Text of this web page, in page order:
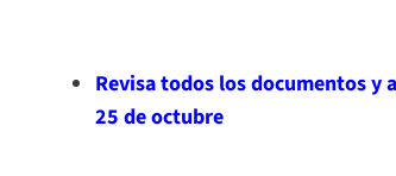
Revisa todos los documentos y
25 de octubre